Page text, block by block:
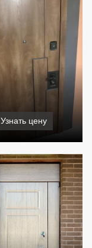
Узнать цену